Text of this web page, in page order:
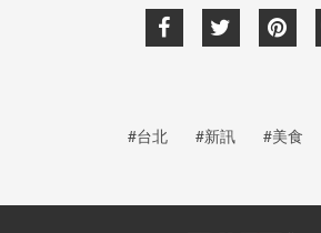
#台北 #新訊 #美食